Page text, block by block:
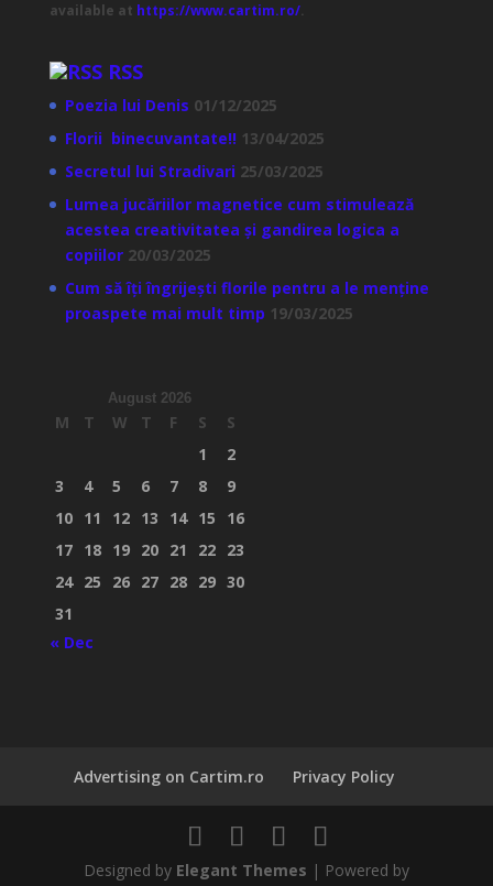
available at https://www.cartim.ro/.
RSS
Poezia lui Denis 01/12/2025
Florii binecuvantate!! 13/04/2025
Secretul lui Stradivari 25/03/2025
Lumea jucăriilor magnetice cum stimulează
acestea creativitatea și gandirea logica a
copiilor 20/03/2025
Cum să îți îngrijești florile pentru a le menține
proaspete mai mult timp 19/03/2025
August 2026
M T W T F S
S
1
2
3
4 5 6 7 8
9
10 11 12 13 14 15
16
17 18 19 20 21 22 23
24 25 26 27 28 29 30
31
« Dec
Advertising on Cartim.ro Privacy Policy
Designed by Elegant Themes | Powered by